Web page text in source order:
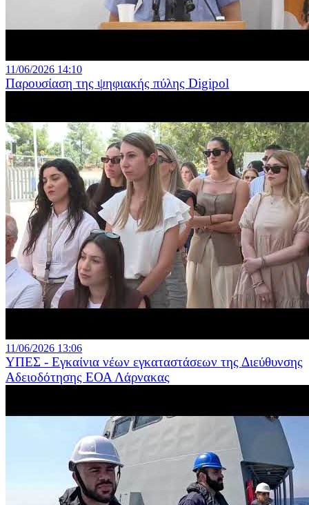
11/06/2026 14:10
Παρουσίαση της ψηφιακής πύλης Digipol
11/06/2026 13:06
ΥΠΕΣ - Εγκαίνια νέων εγκαταστάσεων της Διεύθυνσης
Αδειοδότησης ΕΟΑ Λάρνακας